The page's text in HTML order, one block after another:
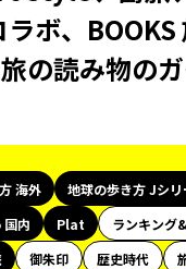
ボ、BOOKS
の読み物の
海外
地球の歩き方 Jシリ
内 Plat
ランキング
御朱印 歴史時代